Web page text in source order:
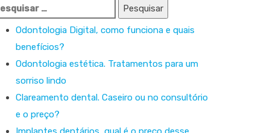
Odontologia Digital, como funciona e quais
benefícios?
Odontologia estética. Tratamentos para um
sorriso lindo
Clareamento dental. Caseiro ou no consultório
e o preço?